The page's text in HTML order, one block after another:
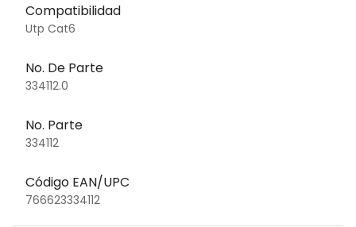
Compatibilidad
Utp Cat6
No. De Parte
334112.0
No. Parte
334112
Código EAN/UPC
766623334112